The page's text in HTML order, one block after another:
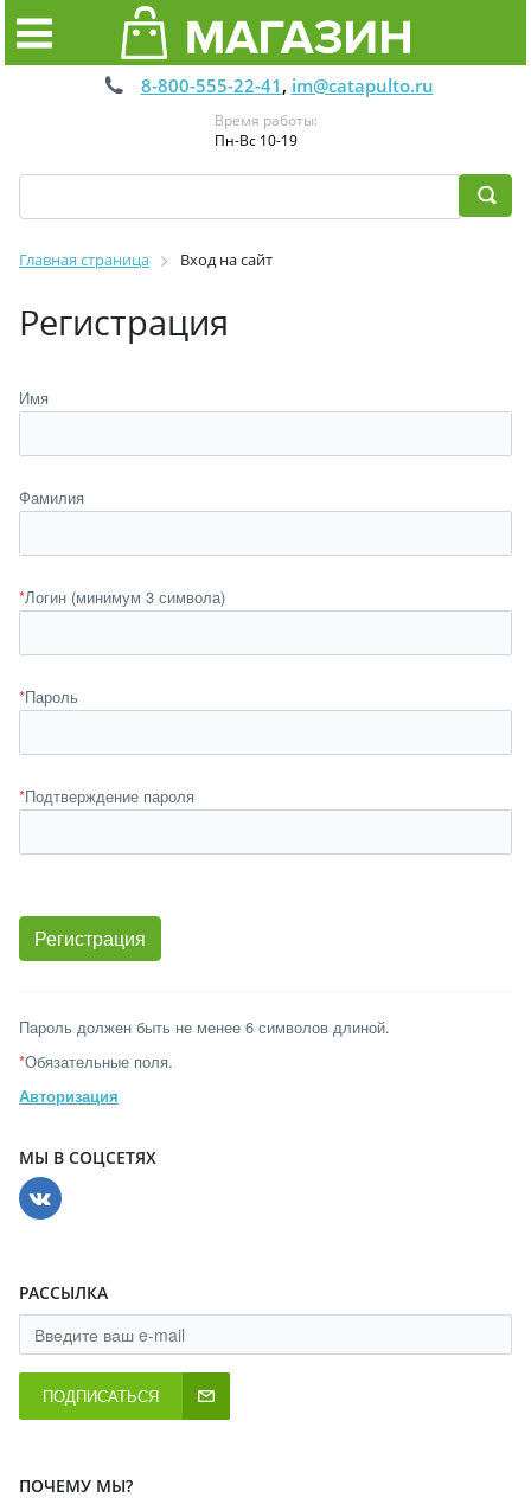
8-800-555-22-41 , im@catapulto.ru
Время работы:
Пн-Вс 10-19
Главная страница Вход на сайт
Регистрация
Имя
Фамилия
*Логин (минимум 3 символа)
*Пароль
*Подтверждение пароля
Пароль должен быть не менее 6 символов длиной.
*Обязательные поля.
Авторизация
МЫ В СОЦСЕТЯХ
РАССЫЛКА
ПОДПИСАТЬСЯ
ПОЧЕМУ МЫ?